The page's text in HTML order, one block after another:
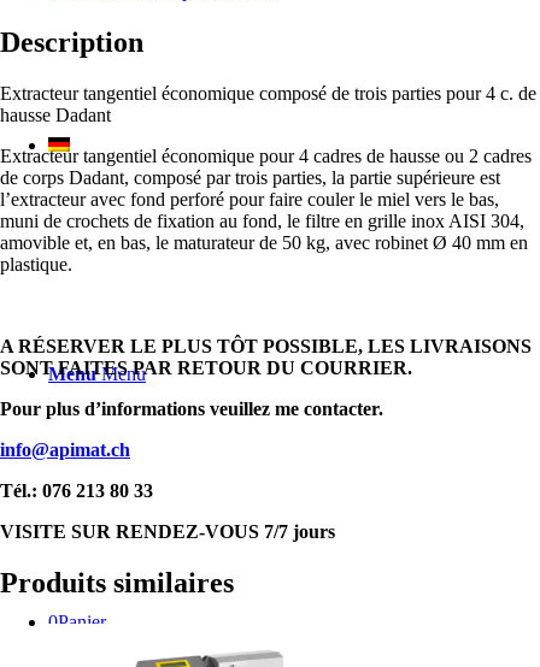
Menu Menu
0Panier
Description
Extracteur tangentiel économique composé de trois parties pour 4 c. de
hausse Dadant
Extracteur tangentiel économique pour 4 cadres de hausse ou 2 cadres
de corps Dadant, composé par trois parties, la partie supérieure est
l’extracteur avec fond perforé pour faire couler le miel vers le bas,
muni de crochets de fixation au fond, le filtre en grille inox AISI 304,
amovible et, en bas, le maturateur de 50 kg, avec robinet Ø 40 mm en
plastique.
A RÉSERVER LE PLUS TÔT POSSIBLE, LES LIVRAISONS
SONT FAITES PAR RETOUR DU COURRIER.
Pour plus d’informations veuillez me contacter.
info@apimat.ch
Tél.: 076 213 80 33
VISITE SUR RENDEZ-VOUS 7/7 jours
Produits similaires